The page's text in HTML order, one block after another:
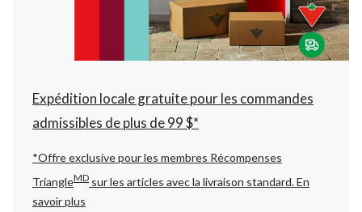
22:00
cliquer
pour
changer
Expédition locale gratuite pour les commandes
admissibles de plus de 99 $*
*Offre exclusive pour les membres Récompenses
TriangleMD sur les articles avec la livraison standard.En
savoir plus